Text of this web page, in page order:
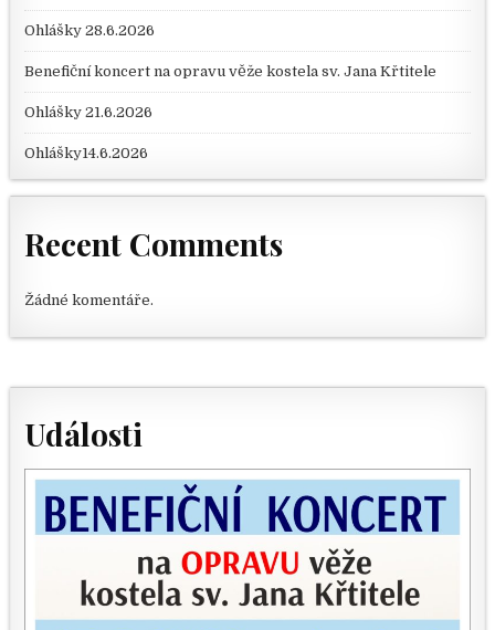
Ohlášky 28.6.2026
Benefiční koncert na opravu věže kostela sv. Jana Křtitele
Ohlášky 21.6.2026
Ohlášky14.6.2026
Recent Comments
Žádné komentáře.
Události